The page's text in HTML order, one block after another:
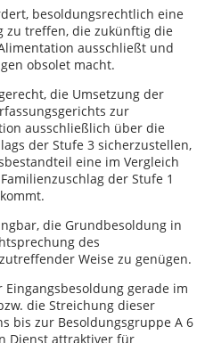
besoldungsrechtlich eine
zu treffen, die zukünftig die
ausschließt und
obsolet macht.
die Umsetzung der
zur
ausschließlich über die
der Stufe 3 sicherzustellen,
eine im Vergleich
der Stufe 1
die Grundbesoldung in
des
Weise zu genügen.
gerade im
die Streichung dieser
bis zur Besoldungsgruppe A 6
Dienst attraktiver für